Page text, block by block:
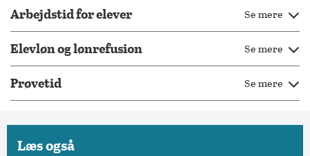
Arbejdstid for elever Se mere
Elevløn og lønrefusion Se mere
Prøvetid Se mere
Læs også